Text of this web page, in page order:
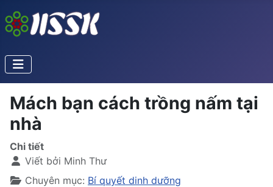
Mách bạn cách trồng nấm tại
nhà
Chi tiết
Viết bởi Minh Thư
Chuyên mục: Bí quyết dinh dưỡng